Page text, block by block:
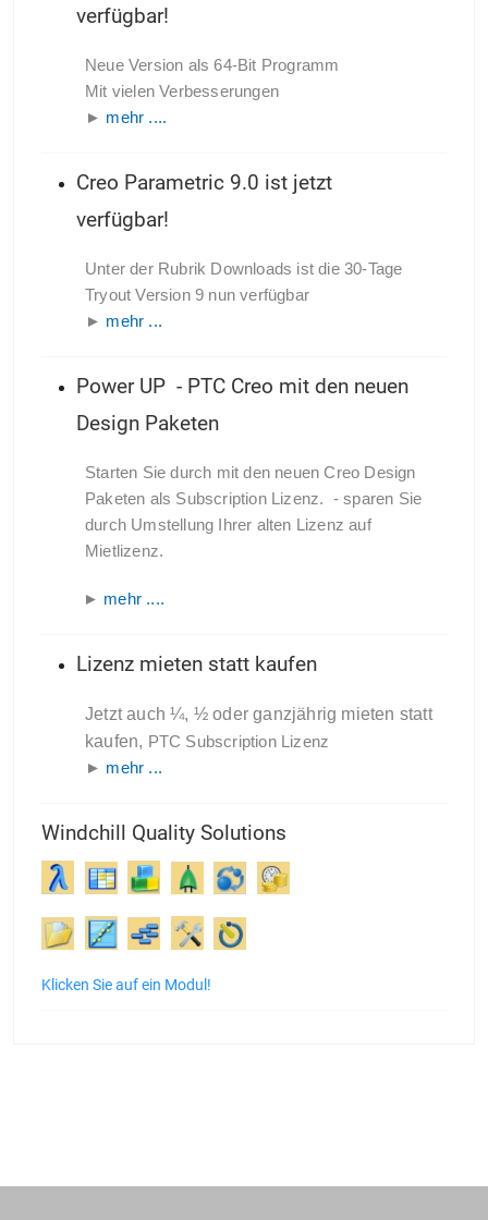
verfügbar!
Neue Version als 64-Bit Programm
Mit vielen Verbesserungen
► mehr ....
Creo Parametric 9.0 ist jetzt
verfügbar!
Unter der Rubrik Downloads ist die 30-Tage
Tryout Version 9 nun verfügbar
► mehr ...
Power UP - PTC Creo mit den neuen
Design Paketen
Starten Sie durch mit den neuen Creo Design
Paketen als Subscription Lizenz. - sparen Sie
durch Umstellung Ihrer alten Lizenz auf
Mietlizenz.
► mehr ....
Lizenz mieten statt kaufen
Jetzt auch ¼, ½ oder ganzjährig mieten statt
kaufen, PTC Subscription Lizenz
► mehr ...
Windchill Quality Solutions
Klicken Sie auf ein Modul!